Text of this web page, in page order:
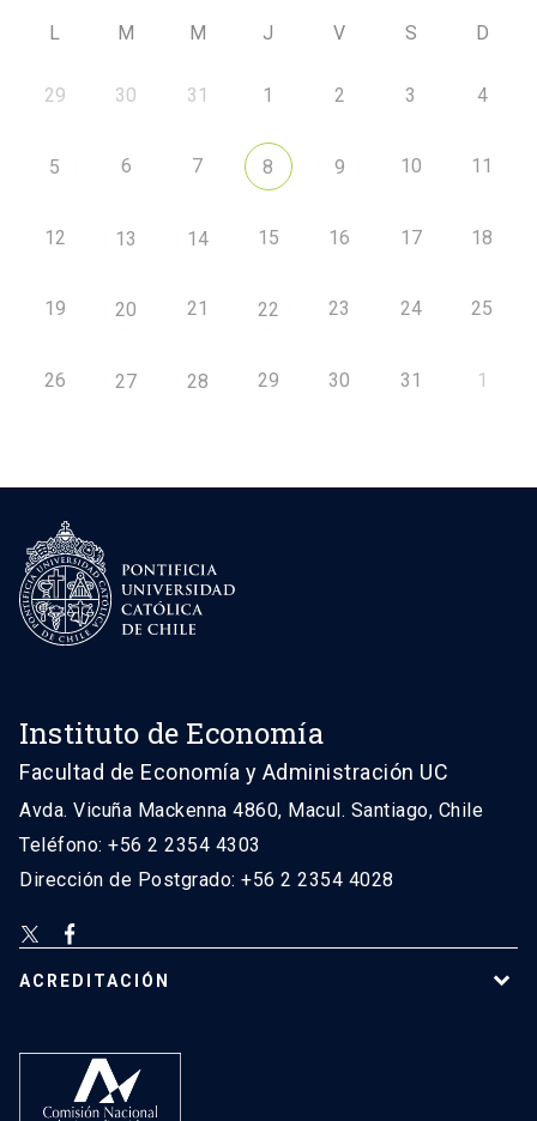
L M M J V S D
29 30 31 1 2 3 4
5 6 7 8 9 10 11
12 13 14 15 16 17 18
19 20 21 22 23 24 25
26 27 28 29 30 31 1
Instituto de Economía
Facultad de Economía y Administración UC
Avda. Vicuña Mackenna 4860, Macul. Santiago, Chile
Teléfono: +56 2 2354 4303
Dirección de Postgrado: +56 2 2354 4028
ACREDITACIÓN